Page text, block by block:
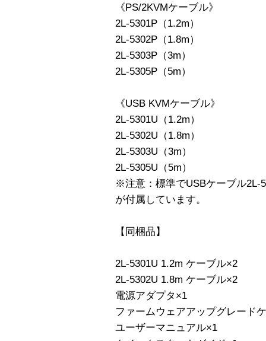
《PS/2KVMケーブル》
2L-5301P（1.2m）
2L-5302P（1.8m）
2L-5303P（3m）
2L-5305P（5m）
《USB KVMケーブル》
2L-5301U（1.2m）
2L-5302U（1.8m）
2L-5303U（3m）
2L-5305U（5m）
※注意：標準でUSBケーブル2L-
が付属しています。
【同梱品】
2L-5301U 1.2m ケーブル×2
2L-5302U 1.8m ケーブル×2
電源アダプタ×1
ファームウェアアップグレード
ユーザーマニュアル×1